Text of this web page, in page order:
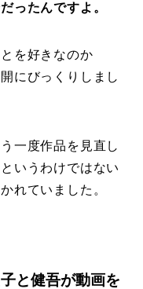
ったんですよ。
を好きなのか
にびっくりしまし
一度作品を見直し
いうわけではない
れていました。
と健吾が動画を